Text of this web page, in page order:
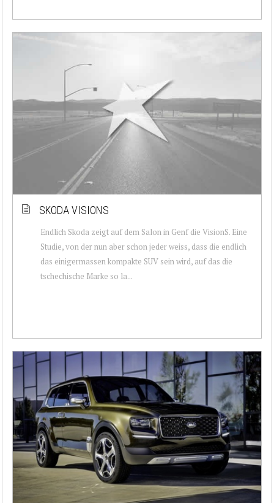
SKODA VISIONS
Endlich Skoda zeigt auf dem Salon in Genf die VisionS. Eine
Studie, von der nun aber schon jeder weiss, dass die endlich
das einigermassen kompakte SUV sein wird, auf das die
tschechische Marke so la...